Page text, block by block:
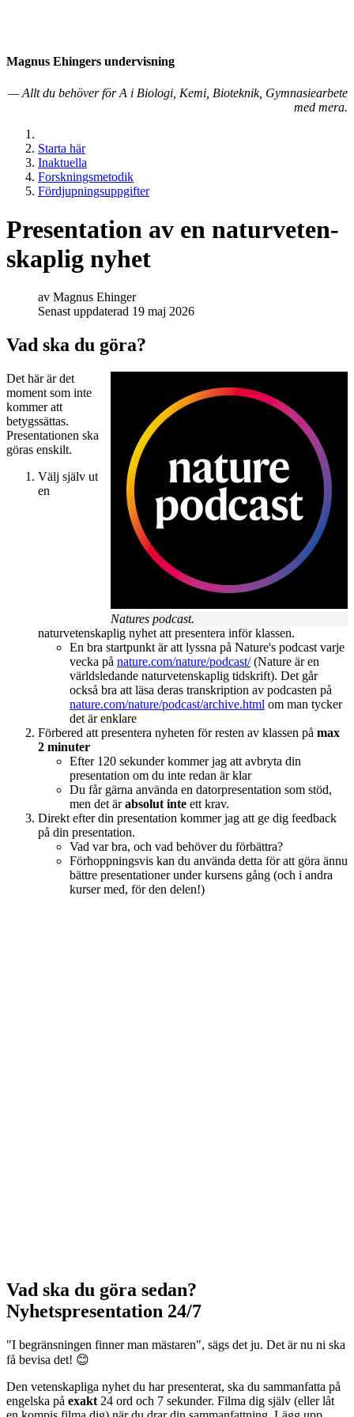
Magnus Ehingers under­visning
— Allt du behöver för A i Biologi, Kemi, Bioteknik, Gymnasiearbete
med mera.
Starta här
Inaktuella
Forskningsmetodik
Fördjupningsuppgifter
Presentation av en natur­veten­
skaplig nyhet
av Magnus Ehinger
Senast uppdaterad 19 maj 2026
Vad ska du göra?
Natures podcast.
Det här är det
moment som inte
kommer att
betygssättas.
Presentationen ska
göras enskilt.
Välj själv ut
en
naturvetenskaplig nyhet att presentera inför klassen.
En bra startpunkt är att lyssna på Nature's podcast varje
vecka på nature.com/nature/podcast/(Nature är en
världsledande naturvetenskaplig tidskrift). Det går
också bra att läsa deras transkription av podcasten på
nature.com/nature/podcast/archive.html om man tycker
det är enklare
Förbered att presentera nyheten för resten av klassen på max
2 minuter
Efter 120 sekunder kommer jag att avbryta din
presentation om du inte redan är klar
Du får gärna använda en datorpresentation som stöd,
men det ärabsolut inte ett krav.
Direkt efter din presentation kommer jag att ge dig feedback
på din presentation.
Vad var bra, och vad behöver du förbättra?
Förhoppningsvis kan du använda detta för att göra ännu
bättre presentationer under kursens gång (och i andra
kurser med, för den delen!)
Vad ska du göra sedan?
Nyhetspresentation 24/7
"I begränsningen finner man mästaren", sägs det ju. Det är nu ni ska
få bevisa det! 😊
Den vetenskapliga nyhet du har presenterat, ska du sammanfatta på
engelska på exakt 24 ord och 7 sekunder. Filma dig själv (eller låt